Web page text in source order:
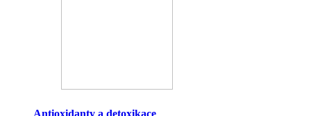
Antioxidanty a detoxikace